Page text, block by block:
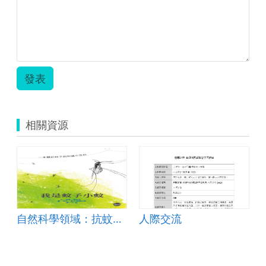
發表
相關資源
自然科學領域：抗蚊大作戰
人際交流